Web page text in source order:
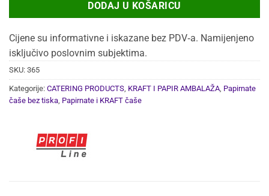
DODAJ U KOŠARICU
Cijene su informativne i iskazane bez PDV‑a. Namijenjeno
isključivo poslovnim subjektima.
SKU: 365
Kategorije: CATERING PRODUCTS, KRAFT I PAPIR AMBALAŽA, Papirnate
čaše bez tiska, Papirnate i KRAFT čaše